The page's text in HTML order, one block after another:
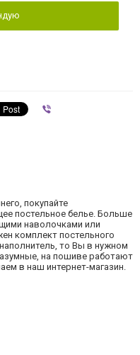
покупайте
постельное белье. Больше
наволочками или
комплект постельного
то Вы в нужном
на пошиве работают
в наш интернет-магазин.